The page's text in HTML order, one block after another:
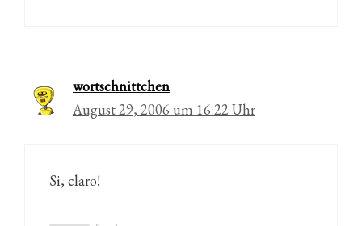
wortschnittchen
August 29, 2006 um 16:22 Uhr
Si, claro!